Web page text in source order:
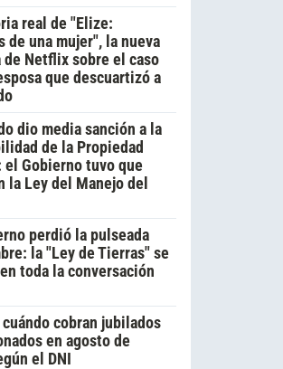
real de "Elize:
de una mujer", la nueva
Netflix sobre el caso
que descuartizó a
dio media sanción a la
de la Propiedad
el Gobierno tuvo que
la Ley del Manejo del
perdió la pulseada
la "Ley de Tierras" se
toda la conversación
cuándo cobran jubilados
en agosto de
el DNI